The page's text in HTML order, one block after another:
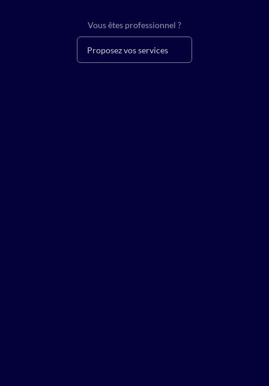
Vous êtes professionnel ?
Proposez vos services